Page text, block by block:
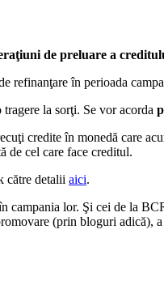
de preluare a
refinanţare în perioada
tragere la sorţi. Se vor acorda
credite în monedă care
de cel care face creditul.
către detalii aici.
campania lor. Şi cei de la
(prin bloguri